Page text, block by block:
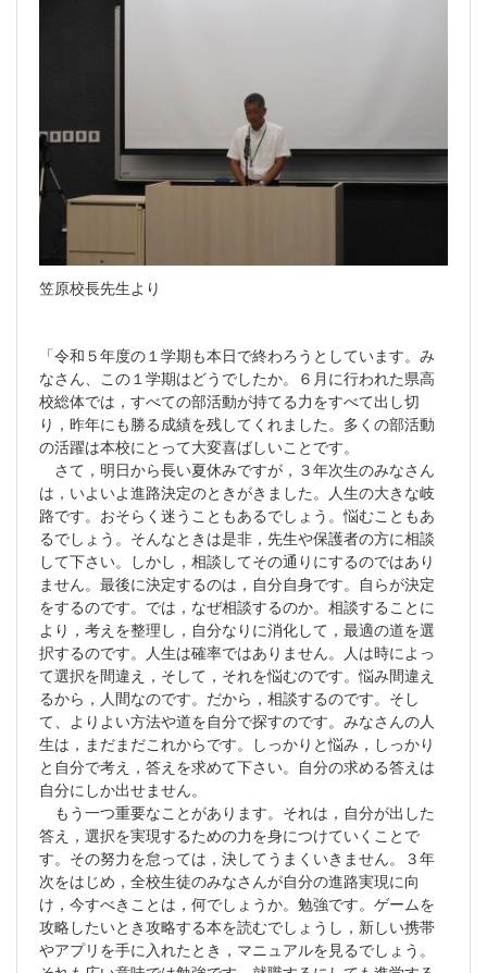
笠原校長先生より
「令和５年度の１学期も本日で終わろうとしています。み
なさん、この１学期はどうでしたか。６月に行われた県高
校総体では，すべての部活動が持てる力をすべて出し切
り，昨年にも勝る成績を残してくれました。多くの部活動
の活躍は本校にとって大変喜ばしいことです。
さて，明日から長い夏休みですが，３年次生のみなさん
は，いよいよ進路決定のときがきました。人生の大きな岐
路です。おそらく迷うこともあるでしょう。悩むこともあ
るでしょう。そんなときは是非，先生や保護者の方に相談
して下さい。しかし，相談してその通りにするのではあり
ません。最後に決定するのは，自分自身です。自らが決定
をするのです。では，なぜ相談するのか。相談することに
より，考えを整理し，自分なりに消化して，最適の道を選
択するのです。人生は確率ではありません。人は時によっ
て選択を間違え，そして，それを悩むのです。悩み間違え
るから，人間なのです。だから，相談するのです。そし
て、よりよい方法や道を自分で探すのです。みなさんの人
生は，まだまだこれからです。しっかりと悩み，しっかり
と自分で考え，答えを求めて下さい。自分の求める答えは
自分にしか出せません。
もう一つ重要なことがあります。それは，自分が出した
答え，選択を実現するための力を身につけていくことで
す。その努力を怠っては，決してうまくいきません。３年
次をはじめ，全校生徒のみなさんが自分の進路実現に向
け，今すべきことは，何でしょうか。勉強です。ゲームを
攻略したいとき攻略する本を読むでしょうし，新しい携帯
やアプリを手に入れたとき，マニュアルを見るでしょう。